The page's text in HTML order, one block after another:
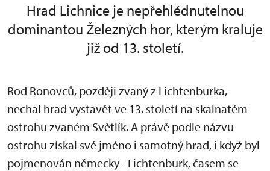
Hrad Lichnice je nepřehlédnutelnou
dominantou Železných hor, kterým kraluje
již od 13. století.
Rod Ronovců, později zvaný z Lichtenburka,
nechal hrad vystavět ve 13. století na skalnatém
ostrohu zvaném Světlík. A právě podle názvu
ostrohu získal své jméno i samotný hrad, i když byl
pojmenován německy - Lichtenburk, časem se